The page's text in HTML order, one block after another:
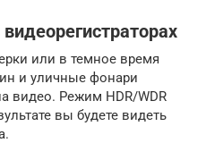
или в темное время
и уличные фонари
видео. Режим HDR/WDR
вы будете видеть